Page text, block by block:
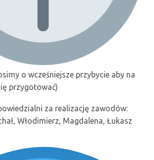
o wcześniejsze przybycie aby na
przygotować)
za realizację zawodów:
Włodimierz, Magdalena, Łukasz